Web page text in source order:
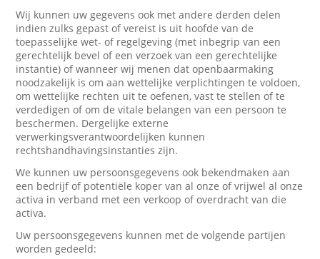
Wij kunnen uw gegevens ook met andere derden delen
indien zulks gepast of vereist is uit hoofde van de
toepasselijke wet- of regelgeving (met inbegrip van een
gerechtelijk bevel of een verzoek van een gerechtelijke
instantie) of wanneer wij menen dat openbaarmaking
noodzakelijk is om aan wettelijke verplichtingen te voldoen,
om wettelijke rechten uit te oefenen, vast te stellen of te
verdedigen of om de vitale belangen van een persoon te
beschermen. Dergelijke externe
verwerkingsverantwoordelijken kunnen
rechtshandhavingsinstanties zijn.
We kunnen uw persoonsgegevens ook bekendmaken aan
een bedrijf of potentiële koper van al onze of vrijwel al onze
activa in verband met een verkoop of overdracht van die
activa.
Uw persoonsgegevens kunnen met de volgende partijen
worden gedeeld: